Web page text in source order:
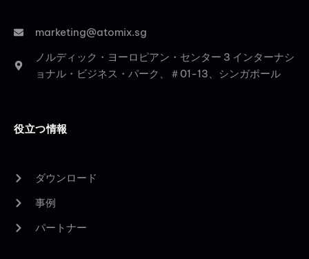
marketing@atomix.sg
ノルディック・ヨーロピアン・センター 3 インターナシ
ョナル・ビジネス・パーク、＃01-13、シンガポール
役立つ情報
ダウンロード
事例
パートナー